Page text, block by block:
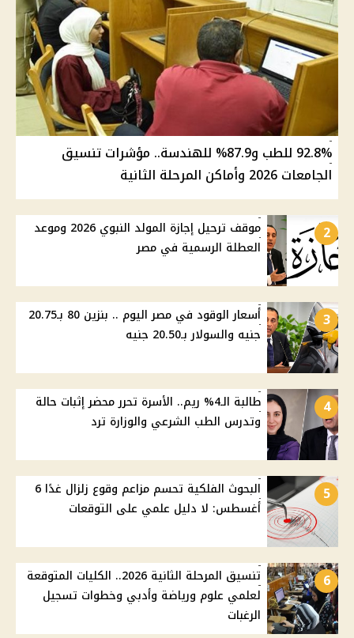
92.8% للطب و87.9% للهندسة.. مؤشرات تنسيق
الجامعات 2026 وأماكن المرحلة الثانية
2
موقف ترحيل إجازة المولد النبوي 2026 وموعد
العطلة الرسمية في مصر
3
أسعار الوقود في مصر اليوم .. بنزين 80 بـ20.75
جنيه والسولار بـ20.50 جنيه
4
طالبة الـ4% ريم.. الأسرة تحرر محضر إثبات حالة
وتدرس الطب الشرعي والوزارة ترد
5
البحوث الفلكية تحسم مزاعم وقوع زلزال غدًا 6
أغسطس: لا دليل علمي على التوقعات
6
تنسيق المرحلة الثانية 2026.. الكليات المتوقعة
لعلمي علوم ورياضة وأدبي وخطوات تسجيل
الرغبات